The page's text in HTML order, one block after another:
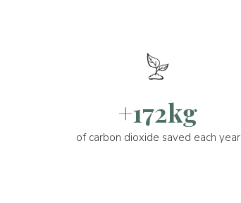
+172kg
of carbon dioxide saved each year